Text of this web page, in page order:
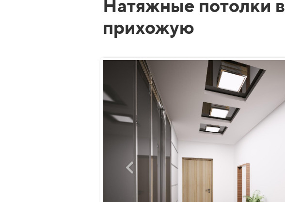
Натяжные потолки в
прихожую